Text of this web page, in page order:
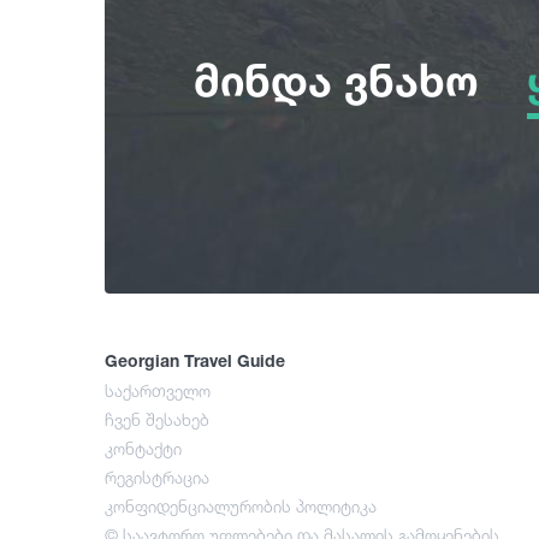
მინდა ვნახო
Georgian Travel Guide
საქართველო
ჩვენ შესახებ
კონტაქტი
რეგისტრაცია
კონფიდენციალურობის პოლიტიკა
© საავტორო უფლებები და მასალის გამოყენების